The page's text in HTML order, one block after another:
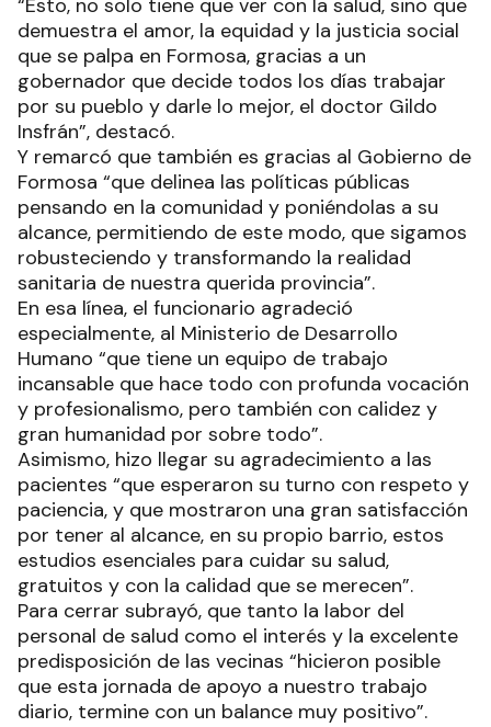
“Esto, no solo tiene que ver con la salud, sino que
demuestra el amor, la equidad y la justicia social
que se palpa en Formosa, gracias a un
gobernador que decide todos los días trabajar
por su pueblo y darle lo mejor, el doctor Gildo
Insfrán”, destacó.
Y remarcó que también es gracias al Gobierno de
Formosa “que delinea las políticas públicas
pensando en la comunidad y poniéndolas a su
alcance, permitiendo de este modo, que sigamos
robusteciendo y transformando la realidad
sanitaria de nuestra querida provincia”.
En esa línea, el funcionario agradeció
especialmente, al Ministerio de Desarrollo
Humano “que tiene un equipo de trabajo
incansable que hace todo con profunda vocación
y profesionalismo, pero también con calidez y
gran humanidad por sobre todo”.
Asimismo, hizo llegar su agradecimiento a las
pacientes “que esperaron su turno con respeto y
paciencia, y que mostraron una gran satisfacción
por tener al alcance, en su propio barrio, estos
estudios esenciales para cuidar su salud,
gratuitos y con la calidad que se merecen”.
Para cerrar subrayó, que tanto la labor del
personal de salud como el interés y la excelente
predisposición de las vecinas “hicieron posible
que esta jornada de apoyo a nuestro trabajo
diario, termine con un balance muy positivo”.